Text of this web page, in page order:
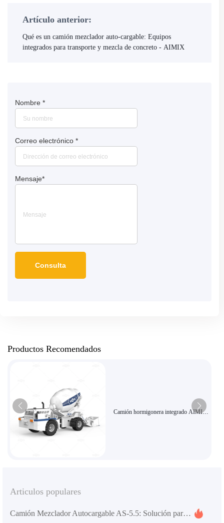
Artículo anterior:
Qué es un camión mezclador auto-cargable: Equipos
integrados para transporte y mezcla de concreto - AIMIX
Nombre *
Correo electrónico *
Mensaje*
Productos Recomendados
Camión hormigonera integrado AIMIX
Articulos populares
Camión Mezclador Autocargable AS-5.5: Solución para Continuidad en Suministro de Hormigón en Obras de Infraestructura